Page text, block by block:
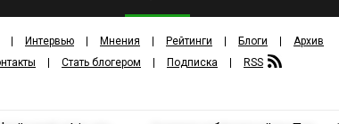
Интервью Мнения Рейтинги Блоги
Архив
Стать блогером Подписка RSS